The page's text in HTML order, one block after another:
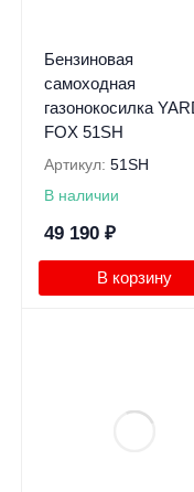
Бензиновая
самоходная
газонокосилка
FOX 51SH
Артикул: 51SH
В наличии
49 190 ₽
В корзину